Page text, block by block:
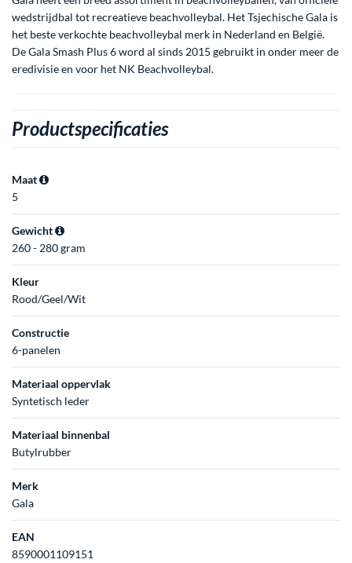
wedstrijdbal tot recreatieve beachvolleybal. Het Tsjechische Gala is
het beste verkochte beachvolleybal merk in Nederland en België.
DeGala Smash Plus 6word al sinds 2015 gebruikt in onder meer de
eredivisie en voor het NK Beachvolleybal.
Productspecificaties
Maat
5
Gewicht
260 - 280 gram
Kleur
Rood/Geel/Wit
Constructie
6-panelen
Materiaal oppervlak
Syntetisch leder
Materiaal binnenbal
Butylrubber
Merk
Gala
EAN
8590001109151